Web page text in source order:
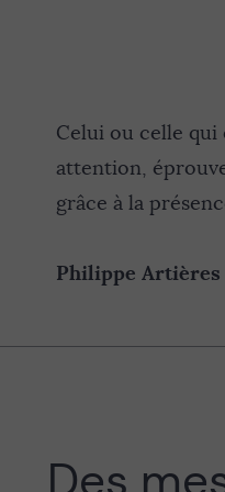
Celui ou celle
attention,
grâce à la
Philippe Artières
Des